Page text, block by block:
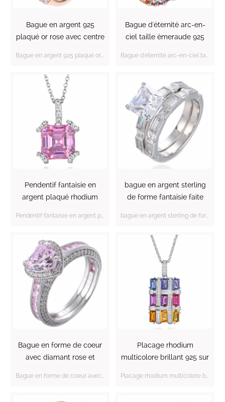
Bague en argent 925
plaqué or rose avec centre
Bague en argent 925 plaqué or rose avec centre CZ rose taille Asscher
Bague d'éternité arc-en-
ciel taille émeraude 925
Bague d'éternité arc-en-ciel taille émeraude 925 plaqué rhodium sur argent sterling
Pendentif fantaisie en
argent plaqué rhodium
Pendentif fantaisie en argent plaqué rhodium avec centre CZ rose taille Asscher
bague en argent sterling
de forme fantaisie faite
infinie
bague en argent sterling de forme fantaisie faite avec une zircone princesse infinie
Bague en forme de coeur
avec diamant rose et
Bague en forme de coeur avec diamant rose CZ rhodié sur argent sterling
Placage rhodium
multicolore brillant 925 sur
Placage rhodium multicolore brillant 925 sur pendentif en argent sterling